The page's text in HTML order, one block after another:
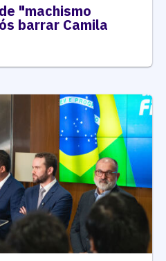
"machismo
barrar Camila